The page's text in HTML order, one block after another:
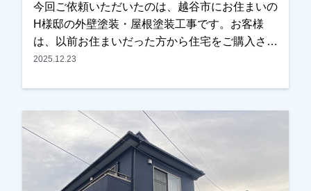
今回ご依頼いただいたのは、越谷市にお住まいの
H様邸の外壁塗装・屋根塗装工事です。お客様
は、以前お住まいだった方から住宅をご購入され
たばかりで、これから長く住まわれるにあたり、
外壁塗装ということもあり、塗装工事の流れや塗
料の種類などについて、できるだけ分かりやすく
ご説明させていただきました。また、色決めの際
にはカラーシミュレーションを使用し、何パター
ンか実際のイメージをご確認いただきながら検討
2025.12.23